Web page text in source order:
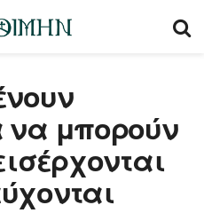
να μπορούν